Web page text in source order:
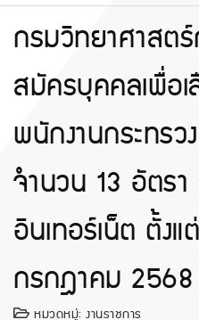
กรมวิทยาศาสต
สมัครบุคคลเพื่อ
พนักงานกระทร
จำนวน 13 อัตร
อินเทอร์เน็ต ตั้ง
กรกฎาคม 2568
หมวดหมู่: งานราชการ